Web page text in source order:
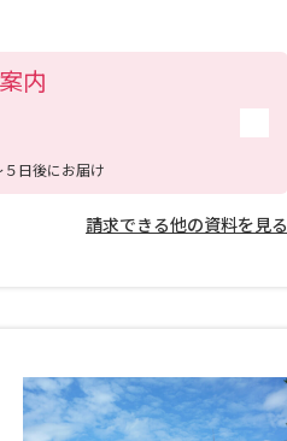
内
日後にお届け
請求できる他の資料を見る